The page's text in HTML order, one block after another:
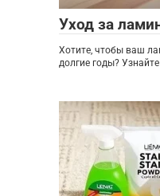
Уход за
Хотите, чтобы ваш
долгие годы?